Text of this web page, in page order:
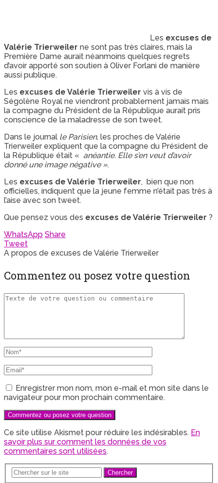
Les excuses de
Valérie Trierweiler ne sont pas très claires, mais la
Première Dame aurait néanmoins quelques regrets
d’avoir apporté son soutien à Oliver Forlani de manière
aussi publique.
Les excuses de Valérie Trierweiler vis à vis de
Ségolène Royal ne viendront probablement jamais mais
la compagne du Président de la République aurait pris
conscience de la maladresse de son tweet.
Dans le journal le Parisien, les proches de Valérie
Trierweiler expliquent que la compagne du Président de
la République était « anéantie. Elle s’en veut d’avoir
donné une image négative ».
Les excuses de Valérie Trierweiler, bien que non
officielles, indiquent que la jeune femme n’était pas très à
l’aise avec son tweet.
Que pensez vous des excuses de Valérie Trierweiler ?
WhatsApp Share
Tweet
A propos de excuses de Valérie Trierweiler
Commentez ou posez votre question
Enregistrer mon nom, mon e-mail et mon site dans le
navigateur pour mon prochain commentaire.
Ce site utilise Akismet pour réduire les indésirables. En
savoir plus sur comment les données de vos
commentaires sont utilisées.
Chercher